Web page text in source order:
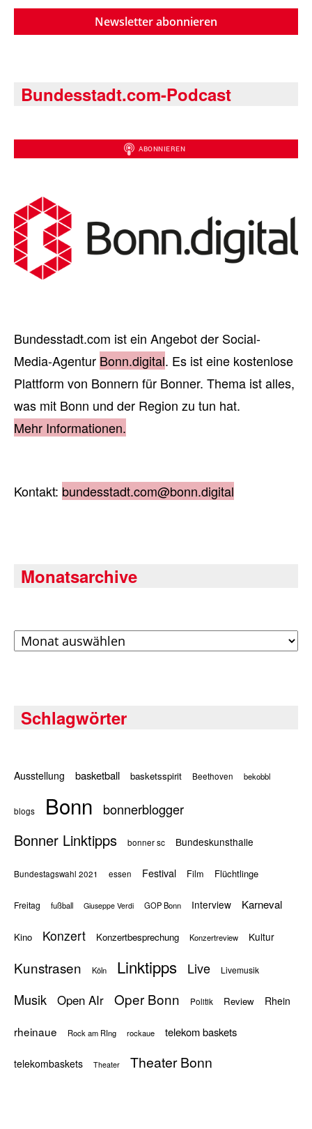
Newsletter abonnieren
Bundesstadt.com-Podcast
Bundesstadt.com ist ein Angebot der Social-
Media-Agentur Bonn.digital. Es ist eine kostenlose
Plattform von Bonnern für Bonner. Thema ist alles,
was mit Bonn und der Region zu tun hat.
Mehr Informationen.
Kontakt: bundesstadt.com@bonn.digital
Monatsarchive
Archiv
Schlagwörter
Ausstellung basketball basketsspirit Beethoven bekobbl
blogs Bonn bonnerblogger
Bonner Linktipps bonner sc Bundeskunsthalle
Bundestagswahl 2021 essen Festival Film Flüchtlinge
Freitag fußball Giuseppe Verdi GOP Bonn Interview Karneval
Kino Konzert Konzertbesprechung Konzertreview Kultur
Kunstrasen Köln Linktipps Live Livemusik
Musik Open AIr Oper Bonn Politik Review Rhein
rheinaue Rock am RIng rockaue telekom baskets
telekombaskets Theater Theater Bonn